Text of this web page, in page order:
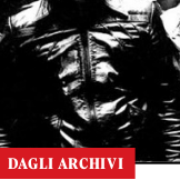
DAGLI ARCHIVI